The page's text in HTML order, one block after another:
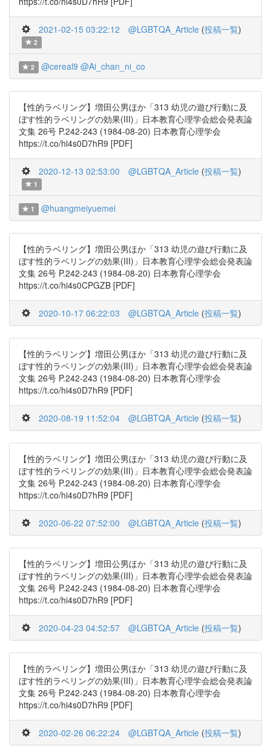
2021-02-15 03:22:12 @LGBTQA_Article (投稿一覧)
2
2 @cereal9 @Ai_chan_ni_co
【性的ラベリング】増田公男ほか「313 幼児の遊び行動に及
ぼす性的ラベリングの効果(III)」日本教育心理学会総会発表論
文集 26号 P.242-243 (1984-08-20) 日本教育心理学会
https://t.co/hi4s0D7hR9 [PDF]
2020-12-13 02:53:00 @LGBTQA_Article (投稿一覧)
1
1 @huangmeiyuemei
【性的ラベリング】増田公男ほか「313 幼児の遊び行動に及
ぼす性的ラベリングの効果(III)」日本教育心理学会総会発表論
文集 26号 P.242-243 (1984-08-20) 日本教育心理学会
https://t.co/hi4s0CPGZB [PDF]
2020-10-17 06:22:03 @LGBTQA_Article (投稿一覧)
【性的ラベリング】増田公男ほか「313 幼児の遊び行動に及
ぼす性的ラベリングの効果(III)」日本教育心理学会総会発表論
文集 26号 P.242-243 (1984-08-20) 日本教育心理学会
https://t.co/hi4s0D7hR9 [PDF]
2020-08-19 11:52:04 @LGBTQA_Article (投稿一覧)
【性的ラベリング】増田公男ほか「313 幼児の遊び行動に及
ぼす性的ラベリングの効果(III)」日本教育心理学会総会発表論
文集 26号 P.242-243 (1984-08-20) 日本教育心理学会
https://t.co/hi4s0D7hR9 [PDF]
2020-06-22 07:52:00 @LGBTQA_Article (投稿一覧)
【性的ラベリング】増田公男ほか「313 幼児の遊び行動に及
ぼす性的ラベリングの効果(III)」日本教育心理学会総会発表論
文集 26号 P.242-243 (1984-08-20) 日本教育心理学会
https://t.co/hi4s0D7hR9 [PDF]
2020-04-23 04:52:57 @LGBTQA_Article (投稿一覧)
【性的ラベリング】増田公男ほか「313 幼児の遊び行動に及
ぼす性的ラベリングの効果(III)」日本教育心理学会総会発表論
文集 26号 P.242-243 (1984-08-20) 日本教育心理学会
https://t.co/hi4s0D7hR9 [PDF]
2020-02-26 06:22:24 @LGBTQA_Article (投稿一覧)